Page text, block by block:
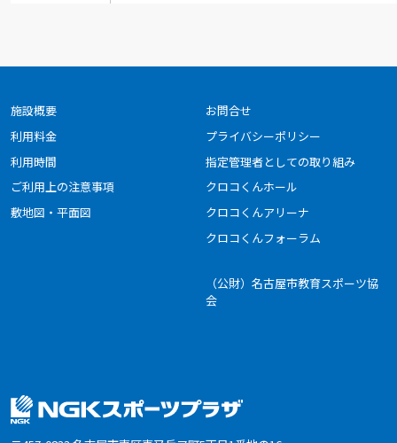
施設概要
利用料金
利用時間
ご利用上の注意事項
敷地図・平面図
お問合せ
プライバシーポリシー
指定管理者としての取り組み
クロコくんホール
クロコくんアリーナ
クロコくんフォーラム
（公財）名古屋市教育スポーツ協
会